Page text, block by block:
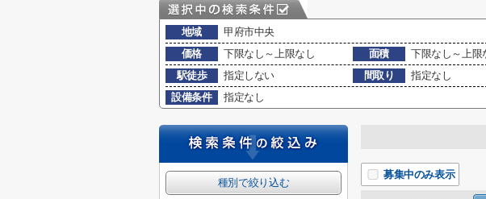
地域
甲府市中央
価格
下限なし～上限なし 面積 下限なし～上限
駅徒歩
指定しない 間取り
指定なし
設備条件
指定なし
募集中のみ表示
種別で絞り込む